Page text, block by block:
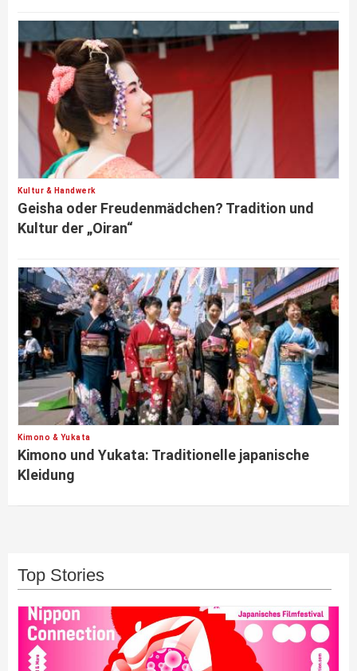
Kultur & Handwerk
Geisha oder Freudenmädchen? Tradition und
Kultur der „Oiran“
Kimono & Yukata
Kimono und Yukata: Traditionelle japanische
Kleidung
Top Stories